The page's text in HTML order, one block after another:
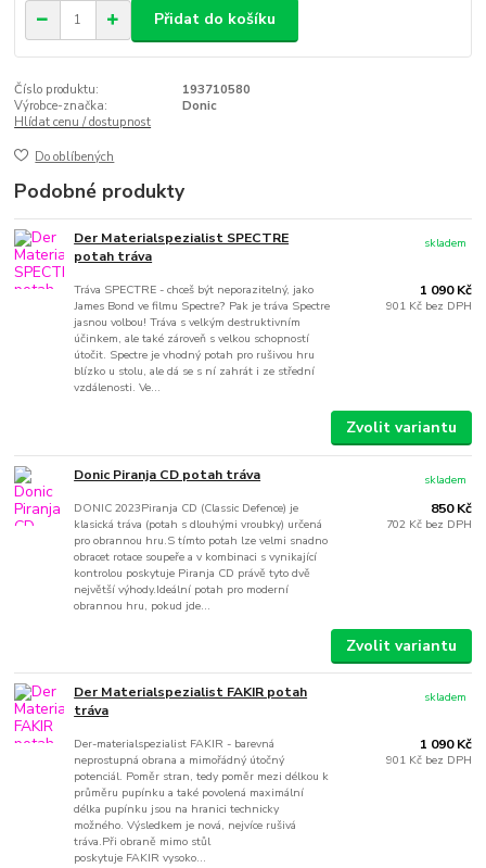
Přidat do košíku
Číslo produktu:
193710580
Výrobce-značka:
Donic
Hlídat cenu / dostupnost
Do oblíbených
Podobné produkty
Der Materialspezialist SPECTRE
potah tráva
Tráva SPECTRE - chceš být neporazitelný, jako
James Bond ve filmu Spectre? Pak je tráva Spectre
jasnou volbou! Tráva s velkým destruktivním
účinkem, ale také zároveň s velkou schopností
útočit. Spectre je vhodný potah pro rušivou hru
blízko u stolu, ale dá se s ní zahrát i ze střední
vzdálenosti. Ve...
1 090 Kč
901 Kč bez DPH
skladem
Zvolit variantu
Donic Piranja CD potah tráva
DONIC 2023Piranja CD (Classic Defence) je
klasická tráva (potah s dlouhými vroubky) určená
pro obrannou hru.S tímto potah lze velmi snadno
obracet rotace soupeře a v kombinaci s vynikající
kontrolou poskytuje Piranja CD právě tyto dvě
největší výhody.Ideální potah pro moderní
obrannou hru, pokud jde...
850 Kč
702 Kč bez DPH
skladem
Zvolit variantu
Der Materialspezialist FAKIR potah
tráva
Der-materialspezialist FAKIR - barevná
neprostupná obrana a mimořádný útočný
potenciál. Poměr stran, tedy poměr mezi délkou k
průměru pupínku a také povolená maximální
délka pupínku jsou na hranici technicky
možného. Výsledkem je nová, nejvíce rušivá
tráva.Při obraně mimo stůl
poskytuje FAKIR vysoko...
1 090 Kč
901 Kč bez DPH
skladem